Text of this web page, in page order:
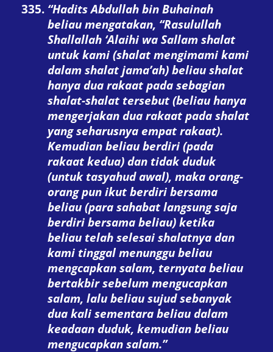
“Hadits Abdullah bin Buhainah
beliau mengatakan, “Rasulullah
Shallallah ‘Alaihi wa Sallam shalat
untuk kami (shalat mengimami kami
dalam shalat jama’ah) beliau shalat
hanya dua rakaat pada sebagian
shalat-shalat tersebut (beliau hanya
mengerjakan dua rakaat pada shalat
yang seharusnya empat rakaat).
Kemudian beliau berdiri (pada
rakaat kedua) dan tidak duduk
(untuk tasyahud awal), maka orang-
orang pun ikut berdiri bersama
beliau (para sahabat langsung saja
berdiri bersama beliau) ketika
beliau telah selesai shalatnya dan
kami tinggal menunggu beliau
mengcapkan salam, ternyata beliau
bertakbir sebelum mengucapkan
salam, lalu beliau sujud sebanyak
dua kali sementara beliau dalam
keadaan duduk, kemudian beliau
mengucapkan salam.”